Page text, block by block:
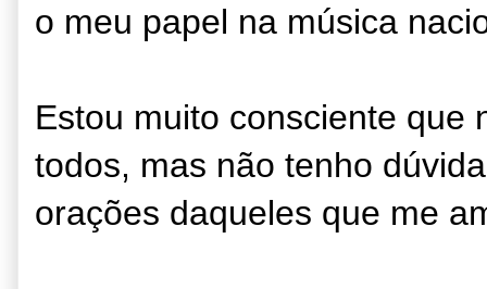
o meu papel na música
Estou muito consciente que
todos, mas não tenho
orações daqueles que me